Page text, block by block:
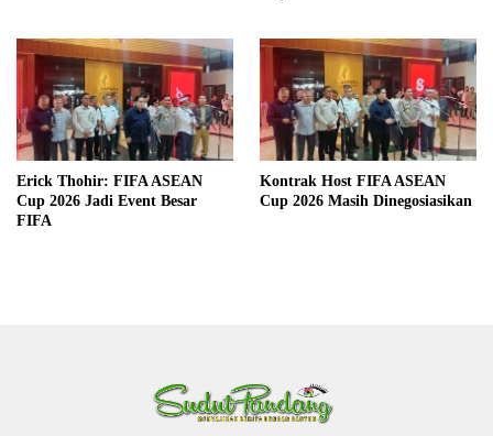
Erick Thohir: FIFA ASEAN
Cup 2026 Jadi Event Besar
FIFA
Kontrak Host FIFA ASEAN
Cup 2026 Masih Dinegosiasikan